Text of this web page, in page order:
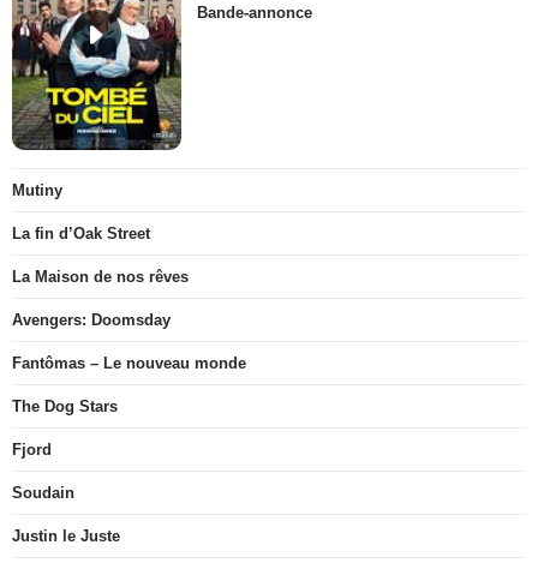
Bande-annonce
Mutiny
La fin d’Oak Street
La Maison de nos rêves
Avengers: Doomsday
Fantômas – Le nouveau monde
The Dog Stars
Fjord
Soudain
Justin le Juste